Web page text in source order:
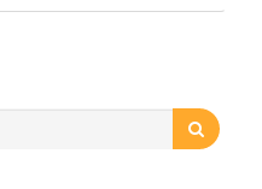
включая температуру